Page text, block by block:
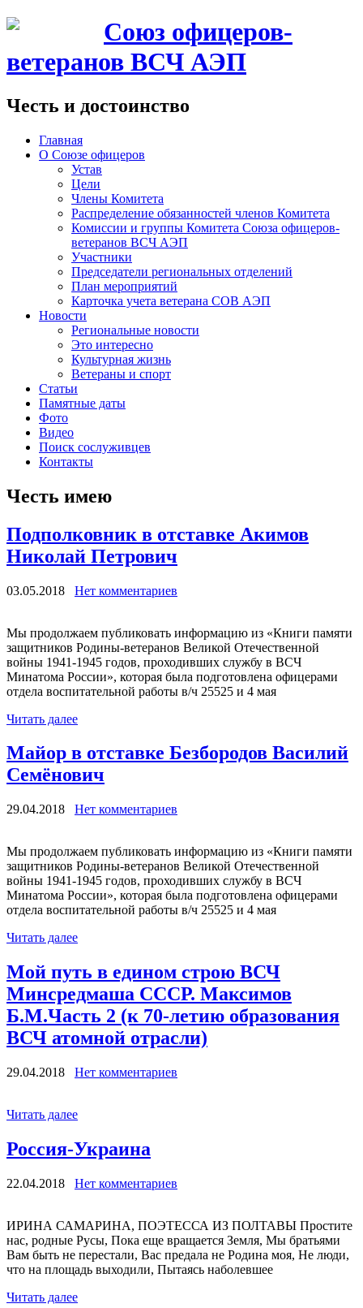
Союз офицеров-
ветеранов ВСЧ АЭП
Честь и достоинство
Главная
О Союзе офицеров
Устав
Цели
Члены Комитета
Распределение обязанностей членов Комитета
Комиссии и группы Комитета Союза офицеров-
ветеранов ВСЧ АЭП
Участники
Председатели региональных отделений
План мероприятий
Карточка учета ветерана CОВ АЭП
Новости
Региональные новости
Это интересно
Культурная жизнь
Ветераны и спорт
Статьи
Памятные даты
Фото
Видео
Поиск сослуживцев
Контакты
Честь имею
Подполковник в отставке Акимов
Николай Петрович
03.05.2018 Нет комментариев
Мы продолжаем публиковать информацию из «Книги памяти
защитников Родины-ветеранов Великой Отечественной
войны 1941-1945 годов, проходивших службу в ВСЧ
Минатома России», которая была подготовлена офицерами
отдела воспитательной работы в/ч 25525 и 4 мая
Читать далее
Майор в отставке Безбородов Василий
Семёнович
29.04.2018 Нет комментариев
Мы продолжаем публиковать информацию из «Книги памяти
защитников Родины-ветеранов Великой Отечественной
войны 1941-1945 годов, проходивших службу в ВСЧ
Минатома России», которая была подготовлена офицерами
отдела воспитательной работы в/ч 25525 и 4 мая
Читать далее
Мой путь в едином строю ВСЧ
Минсредмаша СССР. Максимов
Б.М.Часть 2 (к 70-летию образования
ВСЧ атомной отрасли)
29.04.2018 Нет комментариев
Читать далее
Россия-Украина
22.04.2018 Нет комментариев
ИРИНА САМАРИНА, ПОЭТЕССА ИЗ ПОЛТАВЫ Простите
нас, родные Русы, Пока еще вращается Земля, Мы братьями
Вам быть не перестали, Вас предала не Родина моя, Не люди,
что на площадь выходили, Пытаясь наболевшее
Читать далее